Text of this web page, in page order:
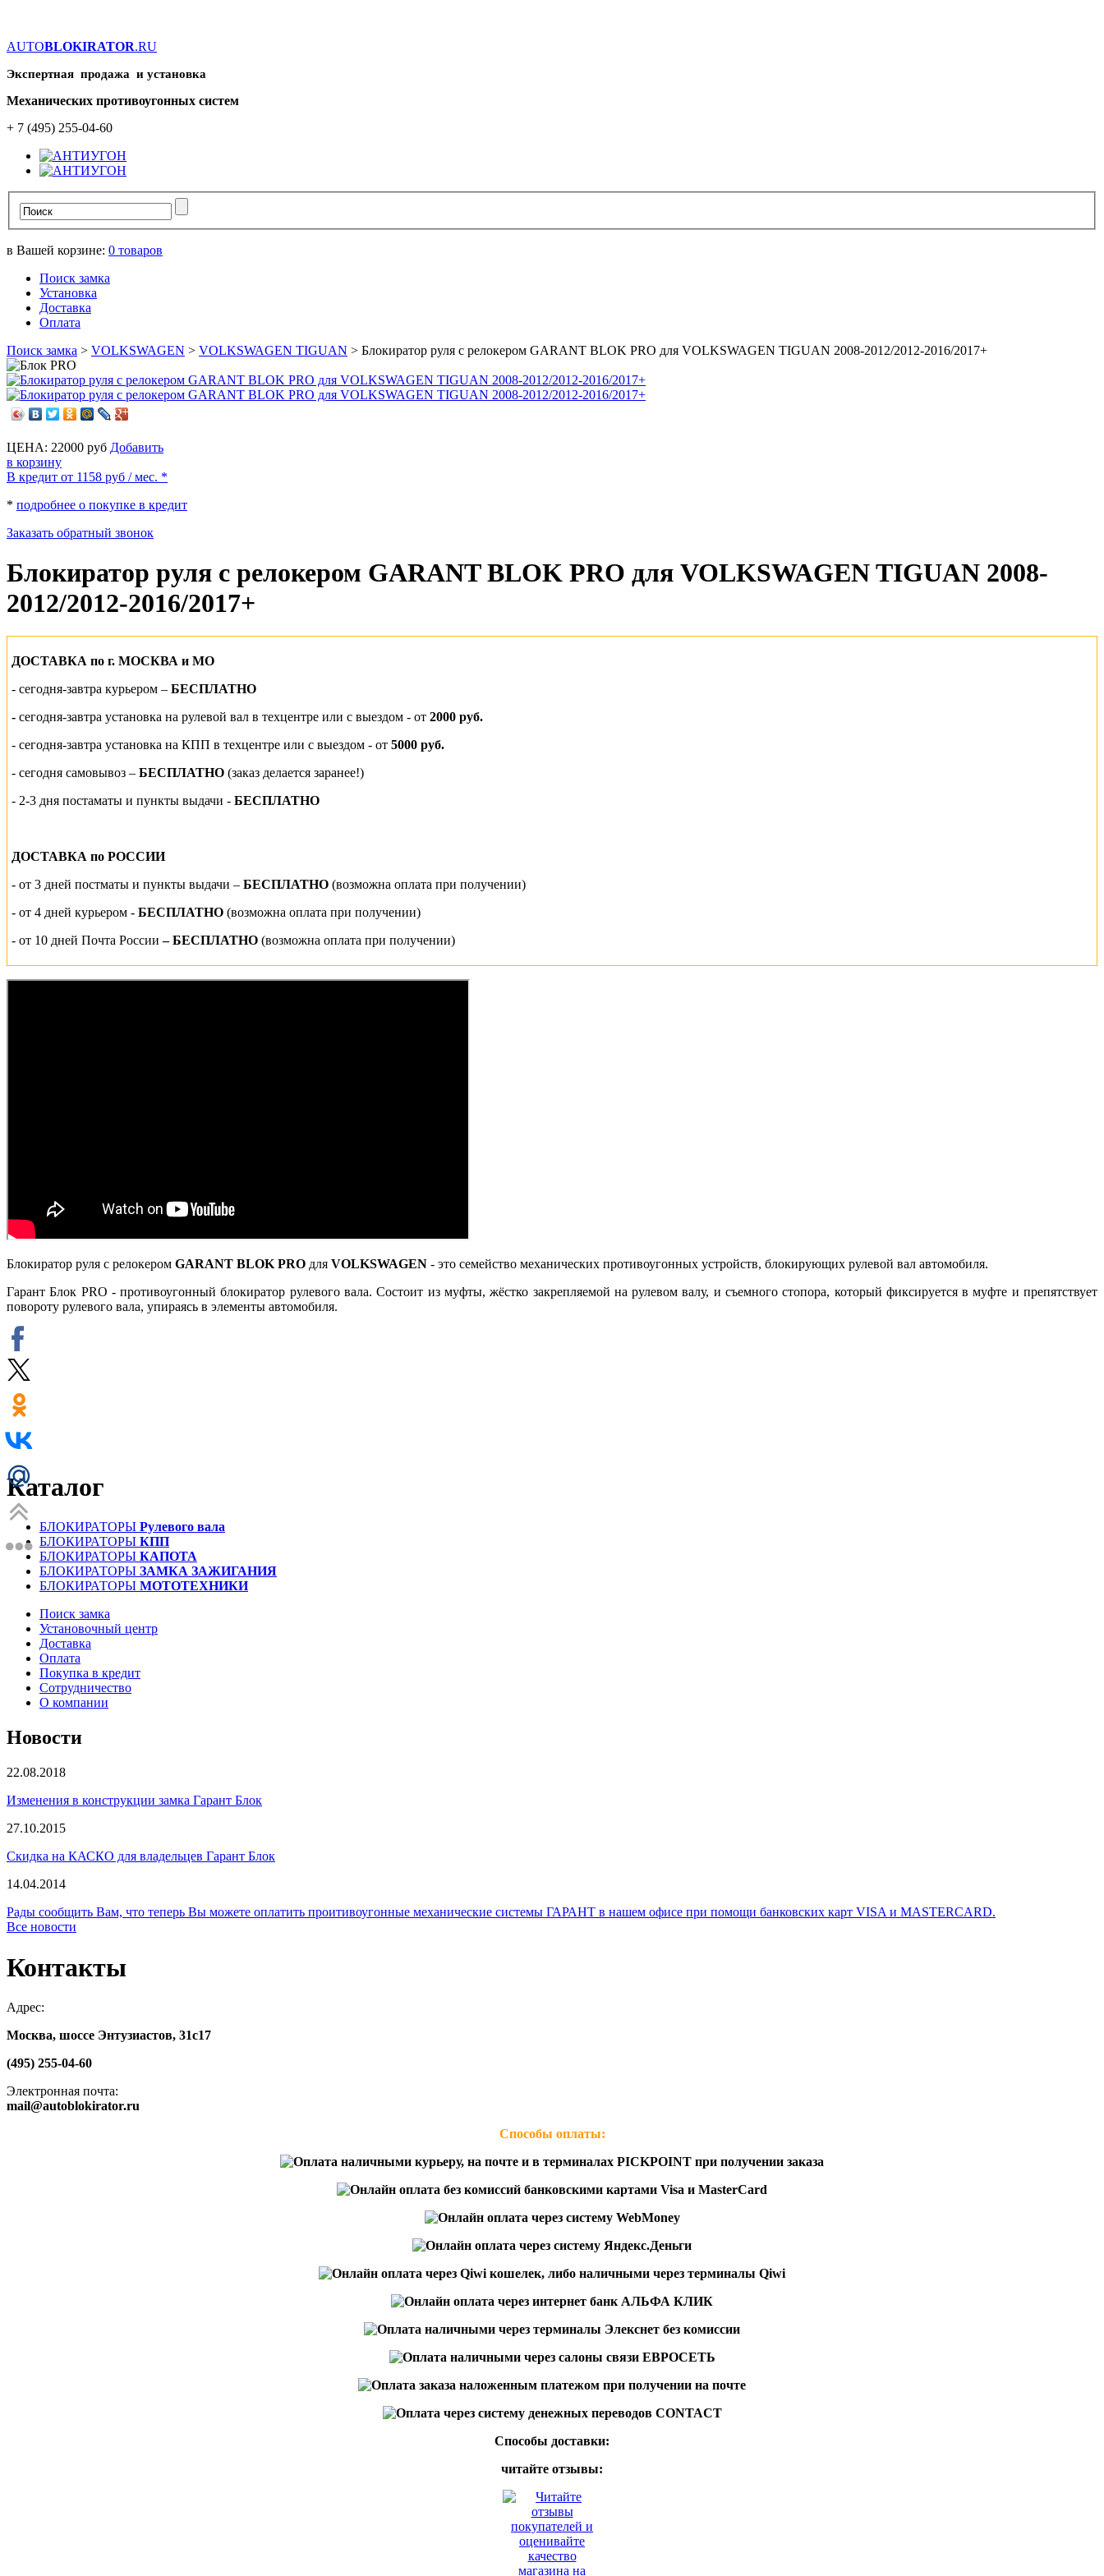
AUTOBLOKIRATOR.RU
Экспертная продажа и установка
Механических противоугонных систем
+ 7 (495) 255-04-60
в Вашей корзине: 0 товаров
Поиск замка
Установка
Доставка
Оплата
Поиск замка > VOLKSWAGEN > VOLKSWAGEN TIGUAN > Блокиратор руля с релокером GARANT BLOK PRO для VOLKSWAGEN TIGUAN 2008-2012/2012-2016/2017+
ЦЕНА: 22000 руб Добавить
в корзину
В кредит от 1158 руб / мес. *
* подробнее о покупке в кредит
Заказать обратный звонок
Блокиратор руля с релокером GARANT BLOK PRO для VOLKSWAGEN TIGUAN 2008-
2012/2012-2016/2017+
ДОСТАВКА по г. МОСКВА и МО
- сегодня-завтра курьером – БЕСПЛАТНО
- сегодня-завтра установка на рулевой вал в техцентре или с выездом - от 2000 руб.
- сегодня-завтра установка на КПП в техцентре или с выездом - от 5000 руб.
- сегодня самовывоз – БЕСПЛАТНО (заказ делается заранее!)
- 2-3 дня постаматы и пункты выдачи - БЕСПЛАТНО
ДОСТАВКА по РОССИИ
- от 3 дней постматы и пункты выдачи – БЕСПЛАТНО (возможна оплата при получении)
- от 4 дней курьером - БЕСПЛАТНО (возможна оплата при получении)
- от 10 дней Почта России – БЕСПЛАТНО (возможна оплата при получении)
Блокиратор руля с релокером GARANT BLOK PRO для VOLKSWAGEN - это семейство механических противоугонных устройств, блокирующих рулевой вал автомобиля.
Гарант Блок PRO - противоугонный блокиратор рулевого вала. Состоит из муфты, жёстко закрепляемой на рулевом валу, и съемного стопора, который фиксируется в муфте и препятствует
повороту рулевого вала, упираясь в элементы автомобиля.
Каталог
БЛОКИРАТОРЫ Рулевого вала
БЛОКИРАТОРЫ КПП
БЛОКИРАТОРЫ КАПОТА
БЛОКИРАТОРЫ ЗАМКА ЗАЖИГАНИЯ
БЛОКИРАТОРЫ МОТОТЕХНИКИ
Поиск замка
Установочный центр
Доставка
Оплата
Покупка в кредит
Сотрудничество
О компании
Новости
22.08.2018
Изменения в конструкции замка Гарант Блок
27.10.2015
Скидка на КАСКО для владельцев Гарант Блок
14.04.2014
Рады сообщить Вам, что теперь Вы можете оплатить проитивоугонные механические системы ГАРАНТ в нашем офисе при помощи банковских карт VISA и MASTERCARD.
Все новости
Контакты
Адрес:
Москва, шоссе Энтузиастов, 31с17
(495) 255-04-60
Электронная почта:
mail@autoblokirator.ru
Способы оплаты:
Способы доставки:
читайте отзывы: